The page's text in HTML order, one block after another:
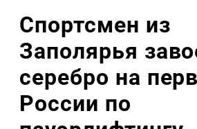
Спортсмен из
Заполярья
серебро на
России по